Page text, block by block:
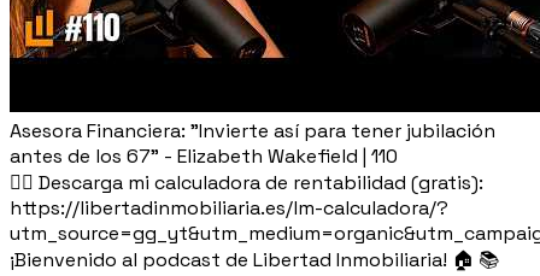
Asesora Financiera: "Invierte así para tener jubilación
antes de los 67" - Elizabeth Wakefield | 110
👉🏽 Descarga mi calculadora de rentabilidad (gratis):
https://libertadinmobiliaria.es/lm-calculadora/?
¡Bienvenido al podcast de Libertad Inmobiliaria! 🏠 📚